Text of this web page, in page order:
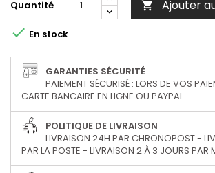
Quantité  Ajouter
 En stock
GARANTIES SÉCURITÉ
PAIEMENT SÉCURISÉ : LORS DE VOS
CARTE BANCAIRE EN LIGNE OU PAYPAL
POLITIQUE DE LIVRAISON
LIVRAISON 24H PAR CHRONOPOST -
PAR LA POSTE - LIVRAISON 2 À 3 JOURS PAR